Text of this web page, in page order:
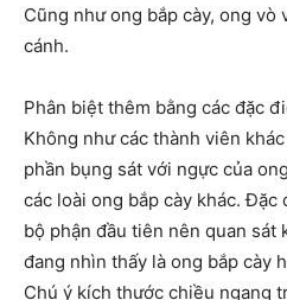
Cũng như ong bắp cày, ong vò
cánh.
Phân biệt thêm bằng các đặc
Không như các thành viên
phần bụng sát với ngực của
các loài ong bắp cày khác.
bộ phận đầu tiên nên quan sát
đang nhìn thấy là ong bắp cày
Chú ý kích thước chiều ngang